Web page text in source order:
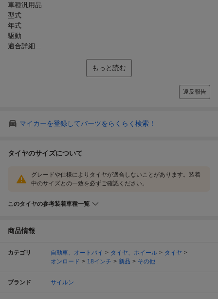
車種汎用品
型式
年式
駆動
適合詳細...
もっと読む
違反報告
マイカーを登録してパーツをらくらく検索！
タイヤのサイズについて
グレードや仕様によりタイヤが適合しないことがあります。装着
中のサイズとの一致を必ずご確認ください。
このタイヤの参考装着車種一覧
商品情報
カテゴリ 自動車、オートバイ タイヤ、ホイール
タイヤ
オンロード
18インチ 新品 その他
ブランド サイルン